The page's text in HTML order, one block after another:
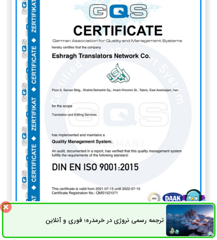
ترجمه رسمی نروژی در خرمدره؛ فوری و آنلاینثبت سفارش راه های ارتباطی